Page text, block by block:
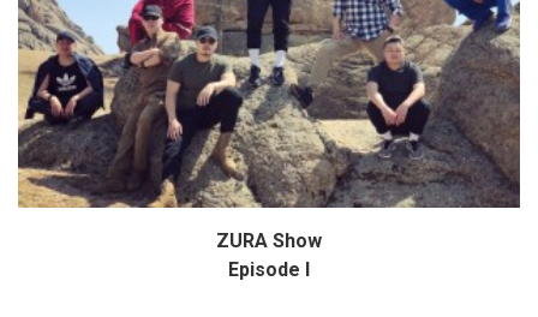
ZURA Show
Episode I